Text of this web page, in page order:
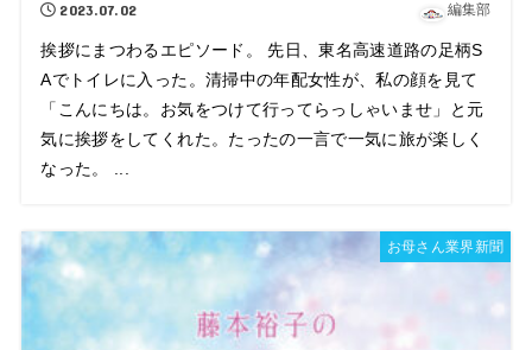
2023.07.02 編集部
挨拶にまつわるエピソード。 先日、東名高速道路の足柄S
Aでトイレに入った。清掃中の年配女性が、私の顔を見て
「こんにちは。お気をつけて行ってらっしゃいませ」と元
気に挨拶をしてくれた。たったの一言で一気に旅が楽しく
なった。 ...
お母さん業界新聞